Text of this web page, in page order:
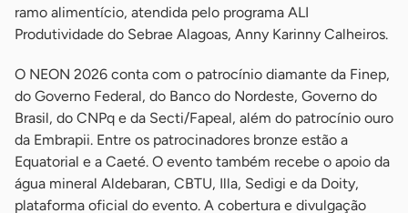
ramo alimentício, atendida pelo programa ALI
Produtividade do Sebrae Alagoas, Anny Karinny Calheiros.
O NEON 2026 conta com o patrocínio diamante da Finep,
do Governo Federal, do Banco do Nordeste, Governo do
Brasil, do CNPq e da Secti/Fapeal, além do patrocínio ouro
da Embrapii. Entre os patrocinadores bronze estão a
Equatorial e a Caeté. O evento também recebe o apoio da
água mineral Aldebaran, CBTU, Illa, Sedigi e da Doity,
plataforma oficial do evento. A cobertura e divulgação